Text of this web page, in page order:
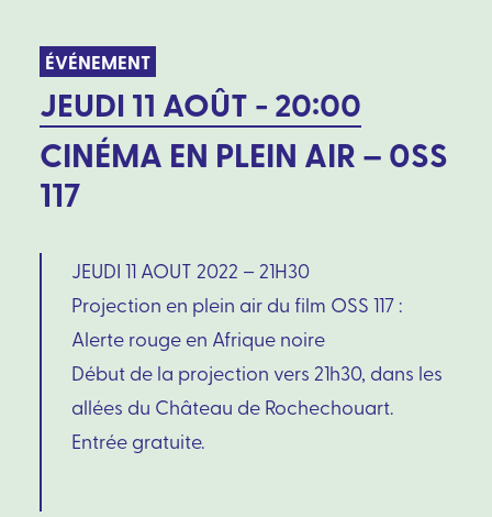
ÉVÉNEMENT
JEUDI 11 AOÛT - 20:00
CINÉMA EN PLEIN AIR – 0SS
117
JEUDI 11 AOUT 2022 – 21H30
Projection en plein air du film OSS 117 :
Alerte rouge en Afrique noire
Début de la projection vers 21h30, dans les
allées du Château de Rochechouart.
Entrée gratuite.